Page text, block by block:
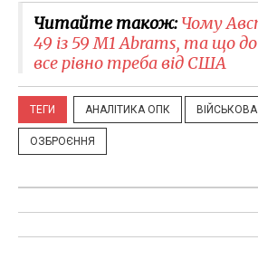
Читайте також:Чому
49 із 59 M1 Abrams, та що
все рівно треба від США
ТЕГИ АНАЛІТИКА ОПК
ОЗБРОЄННЯ